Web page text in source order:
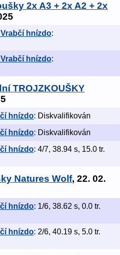
2x A3 + 2x A2 + 2x
hnízdo:
hnízdo:
TROJZKOUŠKY
hnízdo: Diskvalifikován
hnízdo: Diskvalifikován
hnízdo: 4/7, 38.94 s, 15.0 tr.
Natures Wolf, 22. 02.
hnízdo: 1/6, 38.62 s, 0.0 tr.
hnízdo: 2/6, 40.19 s, 5.0 tr.